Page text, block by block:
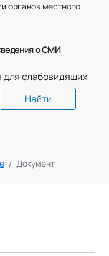
органов местного
о СМИ
для слабовидящих
Найти
Документ